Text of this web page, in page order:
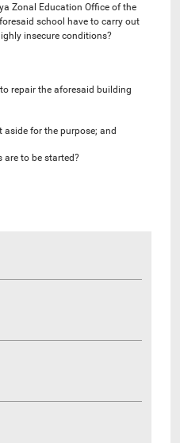
Zonal Education Office of the
school have to carry out
insecure conditions?
repair the aforesaid building
for the purpose; and
are to be started?